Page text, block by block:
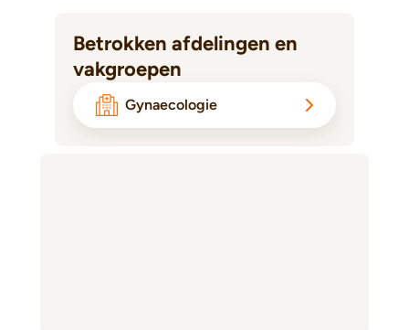
Betrokken afdelingen en
vakgroepen
Gynaecologie